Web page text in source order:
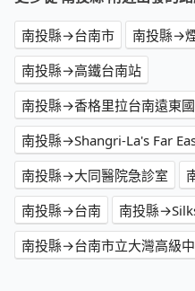
南投縣→台南市
南投縣→
南投縣→高鐵台南站
南投縣→香格里拉台南遠東
南投縣→Shangri-La's Far
南投縣→大同醫院急診室
南投縣→台南
南投縣
南投縣→台南市立大灣高級